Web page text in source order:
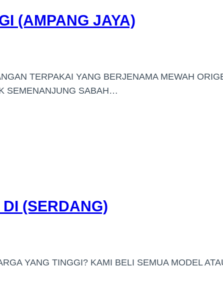
(AMPANG JAYA)
TERPAKAI YANG BERJENAMA MEWAH
SEMENANJUNG SABAH…
(SERDANG)
YANG TINGGI? KAMI BELI SEMUA MODEL